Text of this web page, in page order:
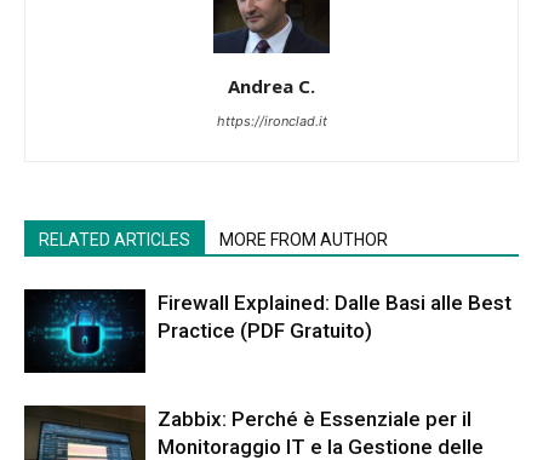
Andrea C.
https://ironclad.it
RELATED ARTICLES MORE FROM AUTHOR
Firewall Explained: Dalle Basi alle Best
Practice (PDF Gratuito)
Zabbix: Perché è Essenziale per il
Monitoraggio IT e la Gestione delle